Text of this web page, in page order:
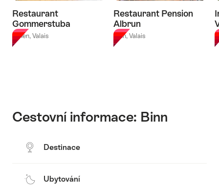
Restaurant
Gommerstuba
Ernen, Valais
Restaurant Pension
Albrun
Binn, Valais
Cestovní informace: Binn
Destinace
Ubytování